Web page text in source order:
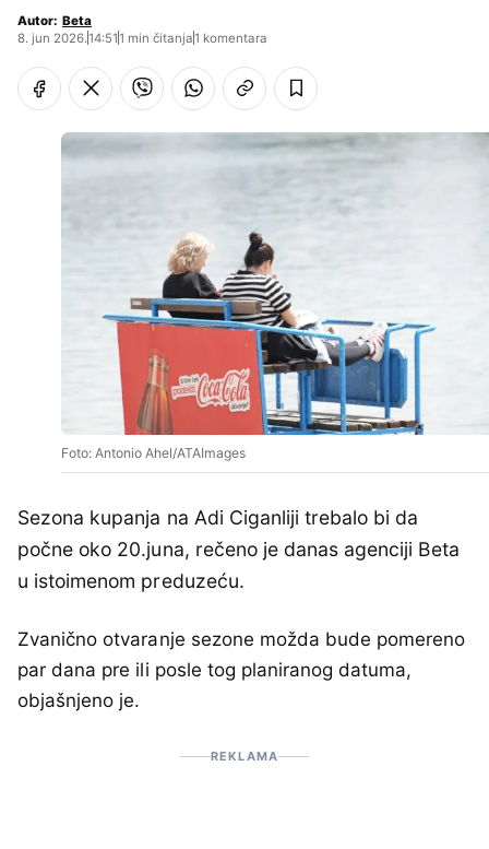
Autor: Beta
8. jun 2026.14:511 min čitanja1 komentara
Foto: Antonio Ahel/ATAImages
Sezona kupanja na Adi Ciganliji trebalo bi da
počne oko 20.juna, rečeno je danas agenciji Beta
u istoimenom preduzeću.
Zvanično otvaranje sezone možda bude pomereno
par dana pre ili posle tog planiranog datuma,
objašnjeno je.
REKLAMA